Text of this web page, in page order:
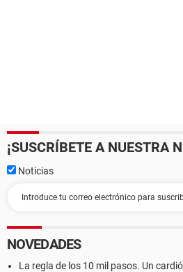
¡SUSCRÍBETE A NUESTRA
Noticias
NOVEDADES
La regla de los 10 mil pasos. Un